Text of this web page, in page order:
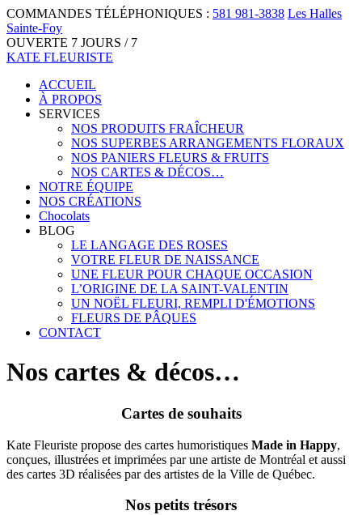
COMMANDES TÉLÉPHONIQUES : 581 981-3838 Les Halles
Sainte-Foy
OUVERTE 7 JOURS / 7
KATE FLEURISTE
ACCUEIL
À PROPOS
SERVICES
NOS PRODUITS FRAÎCHEUR
NOS SUPERBES ARRANGEMENTS FLORAUX
NOS PANIERS FLEURS & FRUITS
NOS CARTES & DÉCOS…
NOTRE ÉQUIPE
NOS CRÉATIONS
Chocolats
BLOG
LE LANGAGE DES ROSES
VOTRE FLEUR DE NAISSANCE
UNE FLEUR POUR CHAQUE OCCASION
L’ORIGINE DE LA SAINT-VALENTIN
UN NOËL FLEURI, REMPLI D'ÉMOTIONS
FLEURS DE PÂQUES
CONTACT
Nos cartes & décos…
Cartes de souhaits
Kate Fleuriste propose des cartes humoristiques Made in Happy,
conçues, illustrées et imprimées par une artiste de Montréal et aussi
des cartes 3D réalisées par des artistes de la Ville de Québec.
Nos petits trésors